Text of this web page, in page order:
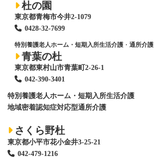
杜の園
東京都青梅市今井2-1079
0428-32-7699
特別養護老人ホーム・短期入所生活介護 ・ 通所介護
青葉の杜
東京都東村山市青葉町2-26-1
042-390-3401
特別養護老人ホーム ・短期入所生活介護
地域密着認知症対応型通所介護
さくら野杜
東京都小平市花小金井3-25-21
042-479-1216